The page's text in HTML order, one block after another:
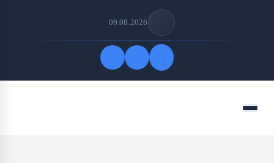
09.08.2026
Menu